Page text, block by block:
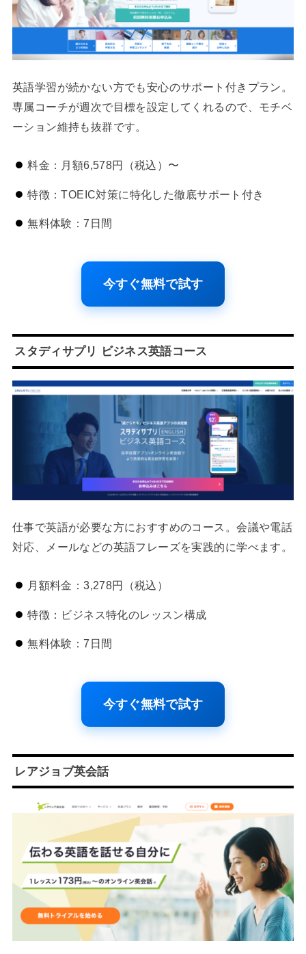
英語学習が続かない方でも安心のサポート付きプラン。
専属コーチが週次で目標を設定してくれるので、モチベ
ーション維持も抜群です。
料金：月額6,578円（税込）〜
特徴：TOEIC対策に特化した徹底サポート付き
無料体験：7日間
今すぐ無料で試す
スタディサプリ ビジネス英語コース
仕事で英語が必要な方におすすめのコース。会議や電話
対応、メールなどの英語フレーズを実践的に学べます。
月額料金：3,278円（税込）
特徴：ビジネス特化のレッスン構成
無料体験：7日間
今すぐ無料で試す
レアジョブ英会話